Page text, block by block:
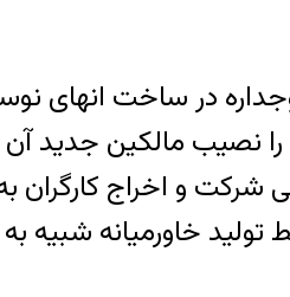
در ساخت انهای
شرکت و اخراج
خاورمیانه